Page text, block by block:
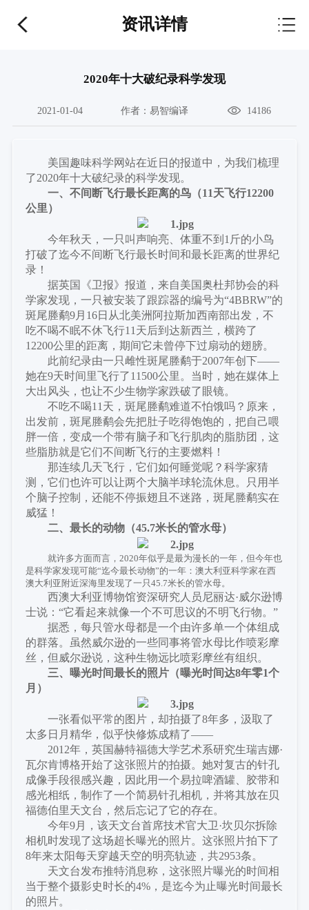
资讯详情
2020年十大破纪录科学发现
2021-01-04 作者： 易智编译 14186
美国趣味科学网站在近日的报道中，为我们梳理
了2020年十大破纪录的科学发现。
一、不间断飞行最长距离的鸟（11天飞行12200
公里）
今年秋天，一只叫声响亮、体重不到 1斤的小鸟
打破了迄今不间断飞行最长时间和最长距离的世界纪
录！
据英国《卫报》报道，来自美国奥杜邦协会的科
学家发现，一只被安装了跟踪器的编号为“4BBRW”的
斑尾塍鹬9月16日从北美洲阿拉斯加西南部出发，不
吃不喝不眠不休飞行11天后到达新西兰，横跨了
12200公里的距离，期间它未曾停下过扇动的翅膀。
此前纪录由一只雌性斑尾塍鹬于2007年创下——
她在9天时间里飞行了11500公里。当时，她在媒体上
大出风头，也让不少生物学家跌破了眼镜。
不吃不喝11天，斑尾塍鹬难道不怕饿吗？原来，
出发前，斑尾塍鹬会先把肚子吃得饱饱的，把自己喂
胖一倍，变成一个带有脑子和飞行肌肉的脂肪团，这
些脂肪就是它们不间断飞行的主要燃料！
那连续几天飞行，它们如何睡觉呢？科学家猜
测，它们也许可以让两个大脑半球轮流休息。只用半
个脑子控制，还能不停振翅且不迷路，斑尾塍鹬实在
威猛！
二、最长的动物（45.7米长的管水母）
就许多方面而言， 2020年似乎是最为漫长的一年，但今年也
是科学家发现可能“迄今最长动物”的一年：澳大利亚科学家在西
澳大利亚附近深海里发现了一只45.7米长的管水母。
西澳大利亚博物馆资深研究人员尼丽达·威尔逊博
士说：“它看起来就像一个不可思议的不明飞行物。”
据悉，每只管水母都是一个由许多单一个体组成
的群落。虽然威尔逊的一些同事将管水母比作喷彩摩
丝，但威尔逊说，这种生物远比喷彩摩丝有组织。
三、曝光时间最长的照片（曝光时间达8年零1个
月 ）
一张看似平常的图片，却拍摄了8年多，汲取了
太多日月精华，似乎快修炼成精了——
2012年，英国赫特福德大学艺术系研究生瑞吉娜·
瓦尔肯博格开始了这张照片的拍摄。她对复古的针孔
成像手段很感兴趣，因此用一个易拉啤酒罐、胶带和
感光相纸，制作了一个简易针孔相机，并将其放在贝
福德伯里天文台，然后忘记了它的存在。
今年9月，该天文台首席技术官大卫·坎贝尔拆除
相机时发现了这场超长曝光的照片。这张照片拍下了
8年来太阳每天穿越天空的明亮轨迹，共2953条。
天文台发布推特消息称，这张照片曝光的时间相
当于整个摄影史时长的4%，是迄今为止曝光时间最长
的照片。